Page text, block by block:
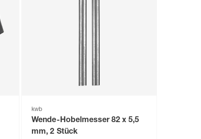
kwb
Wende-Hobelmesser 82 x 5,5
mm, 2 Stück